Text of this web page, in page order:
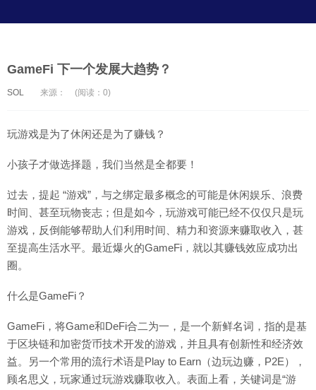
GameFi 下一个发展大趋势？
SOL 来源： (阅读：0)
玩游戏是为了休闲还是为了赚钱？
小孩子才做选择题，我们当然是全都要！
过去，提起 “游戏”，与之绑定最多概念的可能是休闲娱乐、浪费
时间、甚至玩物丧志；但是如今，玩游戏可能已经不仅仅只是玩
游戏，反倒能够帮助人们利用时间、精力和资源来赚取收入，甚
至提高生活水平。最近爆火的GameFi，就以其赚钱效应成功出
圈。
什么是GameFi？
GameFi，将Game和DeFi合二为一，是一个新鲜名词，指的是基
于区块链和加密货币技术开发的游戏，并且具有创新性和经济效
益。另一个常用的流行术语是Play to Earn（边玩边赚，P2E），
顾名思义，玩家通过玩游戏赚取收入。表面上看，关键词是“游